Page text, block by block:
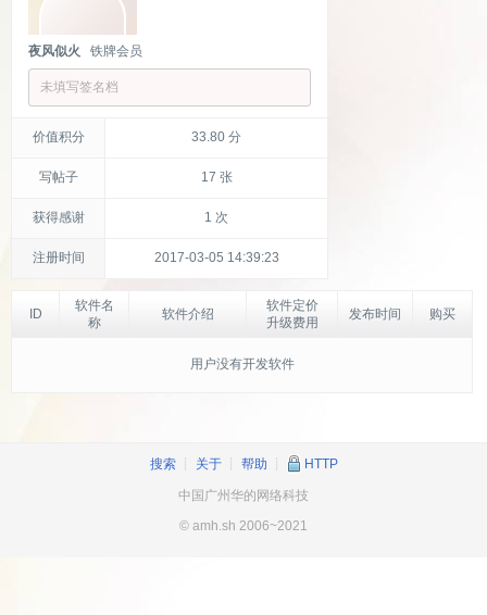
夜风似火 铁牌会员
未填写签名档
价值积分 33.80 分
写帖子 17 张
获得感谢 1 次
注册时间 2017-03-05 14:39:23
ID
软件名
称
软件介绍
软件定价
升级费用
发布时间 购买
用户没有开发软件
搜索┊ 关于┊ 帮助 HTTP
中国广州华的网络科技
© amh.sh 2006~2021